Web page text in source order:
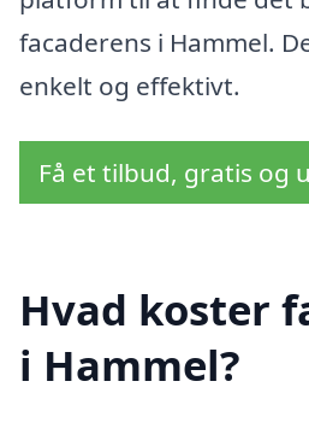
facaderens i Hammel.
enkelt og effektivt.
Få et tilbud, gratis og
Hvad koster
i Hammel?